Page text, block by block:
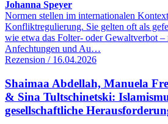
Johanna Speyer
Normen stellen im internationalen
Konfliktregulierung. Sie gelten oft als
wie etwa das Folter- oder Gewaltverbot –
Anfechtungen und Au…
Rezension / 16.04.2026
Shaimaa Abdellah, Manuela
& Sina Tultschinetski:
gesellschaftliche